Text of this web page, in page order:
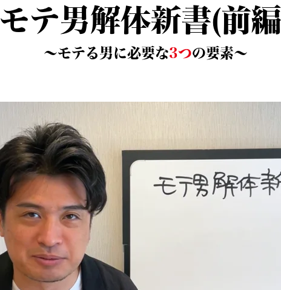
モテ男解体新書(前
〜モテる男に必要な3つの要素〜